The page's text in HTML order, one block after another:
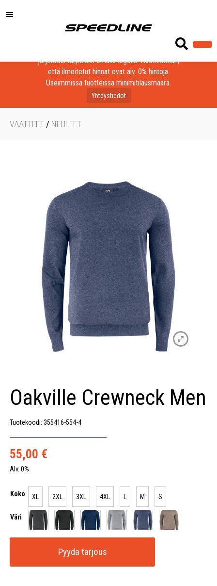
Löydä laadukkaat tuotteet yrityksesi, seurasi tai
järjestösi tarpeisiin omalla logolla! Huomioithan,
että ilmoitetut hinnat ovat alv. 0% hintoja.
Useimmissa tuotteissa minimitilausmäärä.
Yhteystiedot
VAATTEET / NEULEET
Oakville Crewneck Men
Tuotekoodi: 355416-554-4
55,00 €
Alv. 0%
Koko XL 2XL 3XL 4XL L M S
Väri
Pyydä tarjous